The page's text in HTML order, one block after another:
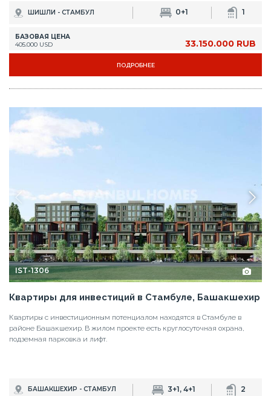
ШИШЛИ - СТАМБУЛ 0+1 1
БАЗОВАЯ ЦЕНА
405.000 USD
33.150.000 RUB
ПОДРОБНЕЕ
IST-1306
Квартиры для инвестиций в Стамбуле, Башакшехир
Квартиры с инвестиционным потенциалом находятся в Стамбуле в
районе Башакшехир. В жилом проекте есть круглосуточная охрана,
подземная парковка и лифт.
БАШАКШЕХИР - СТАМБУЛ 3+1, 4+1 2